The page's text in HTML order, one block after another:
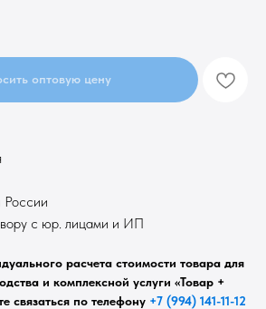
оптовую цену
России
с юр. лицами и ИП
расчета стоимости товара для
и комплексной услуги «Товар +
связаться по телефону +7 (994) 141-11-12